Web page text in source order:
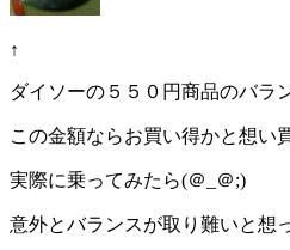
↑
ダイソーの５５０円商品のバラ
この金額ならお買い得かと想い
実際に乗ってみたら(＠_＠;)
意外とバランスが取り難いと想